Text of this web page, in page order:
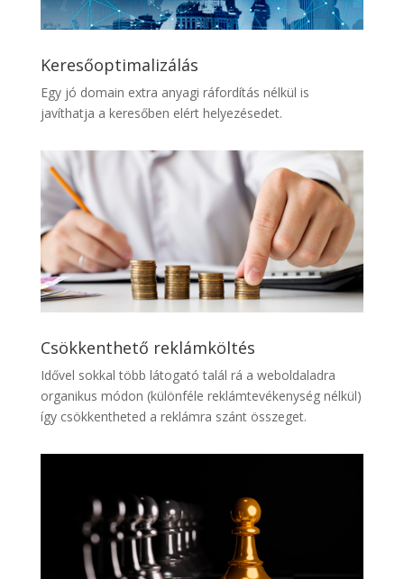
Keresőoptimalizálás
Egy jó domain extra anyagi ráfordítás nélkül is
javíthatja a keresőben elért helyezésedet.
Csökkenthető reklámköltés
Idővel sokkal több látogató talál rá a weboldaladra
organikus módon (különféle reklámtevékenység nélkül)
így csökkentheted a reklámra szánt összeget.